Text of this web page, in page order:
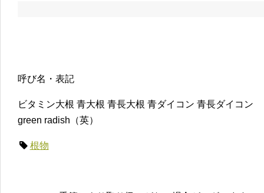
呼び名・表記
ビタミン大根 青大根 青長大根 青ダイコン 青長ダイコン
green radish（英）
根物